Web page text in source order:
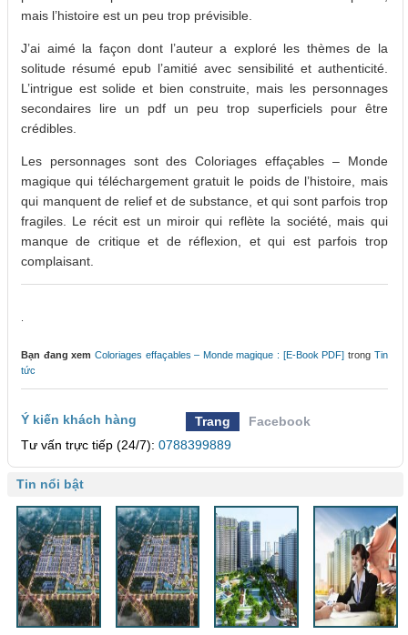
mais l’histoire est un peu trop prévisible.
J’ai aimé la façon dont l’auteur a exploré les thèmes de la
solitude résumé epub l’amitié avec sensibilité et authenticité.
L’intrigue est solide et bien construite, mais les personnages
secondaires lire un pdf un peu trop superficiels pour être
crédibles.
Les personnages sont des Coloriages effaçables – Monde
magique qui téléchargement gratuit le poids de l’histoire, mais
qui manquent de relief et de substance, et qui sont parfois trop
fragiles. Le récit est un miroir qui reflète la société, mais qui
manque de critique et de réflexion, et qui est parfois trop
complaisant.
Bạn đang xem Coloriages effaçables – Monde magique : [E-Book PDF] trong Tin
tức
Ý kiến khách hàng Trang
Facebook
Tư vấn trực tiếp (24/7): 0788399889
Tin nổi bật